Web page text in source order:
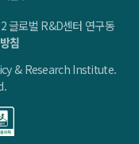
글로벌 R&D센터 연구동
침
& Research Institute.